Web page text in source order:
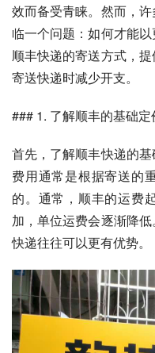
效而备受青睐。然而，
临一个问题：如何才能
顺丰快递的寄送方式，
寄送快递时减少开支。
### 1. 了解顺丰的基础定
首先，了解顺丰快递的
费用通常是根据寄送的
的。通常，顺丰的运费
加，单位运费会逐渐降
快递往往可以更有优势。